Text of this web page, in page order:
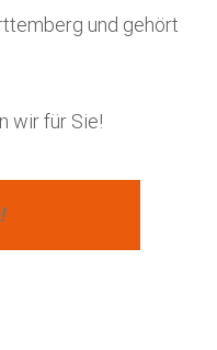
und gehört
wir für Sie!